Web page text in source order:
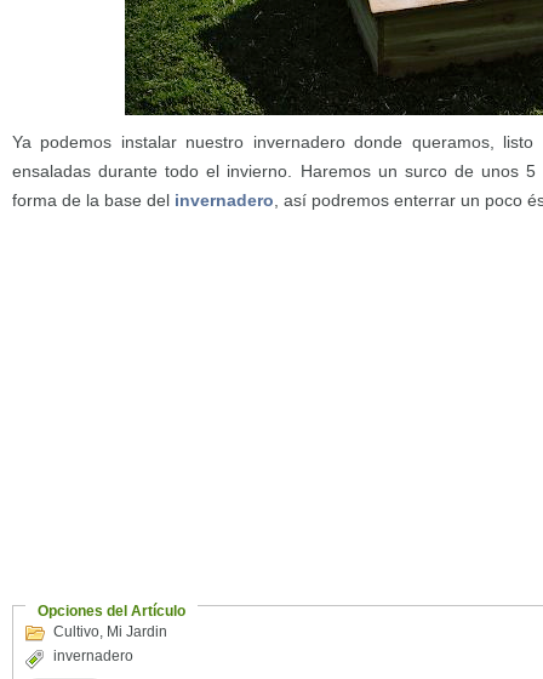
Ya podemos instalar nuestro invernadero donde queramos,
ensaladas durante todo el invierno. Haremos un surco de unos
forma de la base del invernadero , así podremos enterrar un poco
Opciones del Artículo
Cultivo, Mi Jardin
invernadero